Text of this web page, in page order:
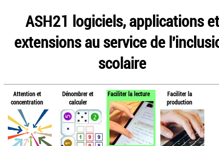
ASH21 logiciels, applications et
extensions au service de
scolaire
Attention et
concentration
Dénombrer et
calculer
Faciliter la lecture
Faciliter la
production